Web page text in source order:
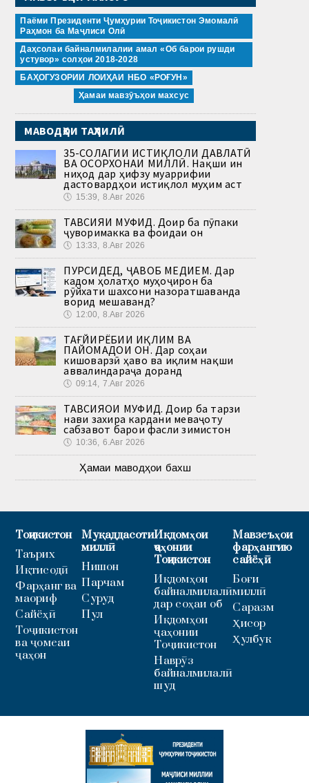
Паёми Президенти Ҷумҳурии Тоҷикистон Эмомалӣ
Раҳмон ба Маҷлиси Олӣ
Даҳсолаи байналмилалии амал «Об барои рушди
устувор» солҳои 2018-2028
БАҲОГУЗОРИИ ЛОИҲАИ НБО «РОҒУН»
Ҳамаи мавзӯъҳои махсус
МАВОДҲОИ ТАҲЛИЛӢ
35-СОЛАГИИ ИСТИҚЛОЛИ ДАВЛАТӢ
ВА ОСОРХОНАИ МИЛЛӢ. Нақши ин
ниҳод дар ҳифзу муаррифии
дастовардҳои истиқлол муҳим аст
🕔 15:39, 8.Авг 2026
ТАВСИЯИ МУФИД. Доир ба пӯпаки
ҷуворимакка ва фоидаи он
🕔 13:33, 8.Авг 2026
ПУРСИДЕД, ҶАВОБ МЕДИҲЕМ. Дар
кадом ҳолатҳо муҳоҷирон ба
рӯйхати шахсони назоратшаванда
ворид мешаванд?
🕔 12:00, 8.Авг 2026
ТАҒЙИРЁБИИ ИҚЛИМ ВА
ПАЙОМАДҲОИ ОН. Дар соҳаи
кишоварзӣ ҳаво ва иқлим нақши
аввалиндараҷа доранд
🕔 09:14, 7.Авг 2026
ТАВСИЯҲОИ МУФИД. Доир ба тарзи
нави захира кардани меваҷоту
сабзавот барои фасли зимистон
🕔 10:36, 6.Авг 2026
Ҳамаи маводҳои бахш
Тоҷикистон
Таърих
Иқтисодӣ
Фарҳанг ва
маориф
Сайёҳӣ
Тоҷикистон
ва ҷомеаи
ҷаҳон
Муқаддасоти
миллӣ
Нишон
Парчам
Суруд
Пул
Иқдомҳои
ҷаҳонии
Тоҷикистон
Иқдомҳои
байналмилалӣ
дар соҳаи об
Иқдомҳои
ҷаҳонии
Тоҷикистон
Наврӯз
байналмилалӣ
шуд
Мавзеъҳои
фарҳангию
сайёҳӣ
Боғи
миллӣ
Саразм
Ҳисор
Ҳулбук